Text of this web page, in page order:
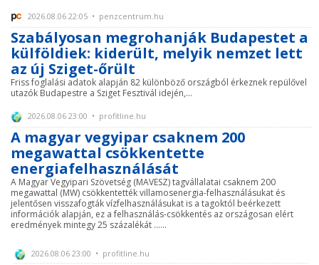
2026.08.06 22:05 • penzcentrum.hu
Szabályosan megrohanják Budapestet a
külföldiek: kiderült, melyik nemzet lett
az új Sziget-őrült
Friss foglalási adatok alapján 82 különböző országból érkeznek repülővel
utazók Budapestre a Sziget Fesztivál idején,...
2026.08.06 23:00 • profitline.hu
A magyar vegyipar csaknem 200
megawattal csökkentette
energiafelhasználását
A Magyar Vegyipari Szövetség (MAVESZ) tagvállalatai csaknem 200
megawattal (MW) csökkentették villamosenergia-felhasználásukat és
jelentősen visszafogták vízfelhasználásukat is a tagoktól beérkezett
információk alapján, ez a felhasználás-csökkentés az országosan elért
eredmények mintegy 25 százalékát ......
2026.08.06 23:00 • profitline.hu